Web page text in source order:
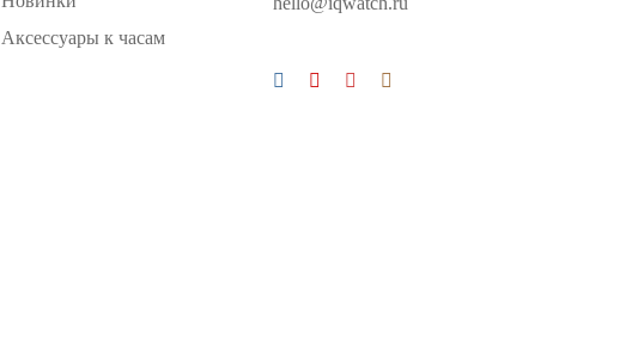
Аксессуары к часам